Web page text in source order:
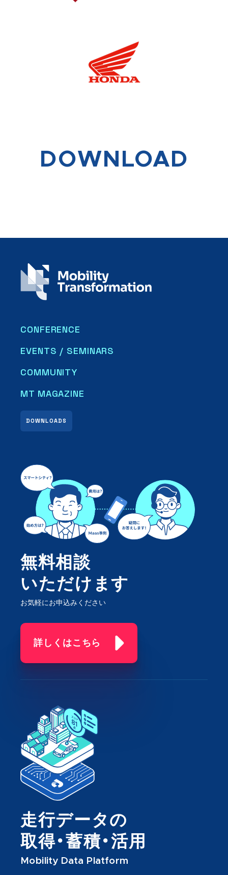
DOWNLOAD
CONFERENCE
EVENTS / SEMINARS
COMMUNITY
DOWNLOADS
MT MAGAZINE
無料相談
いただけます
お気軽にお申込みください
詳しくはこちら
走行データの
取得・蓄積・活用
Mobility Data Platform